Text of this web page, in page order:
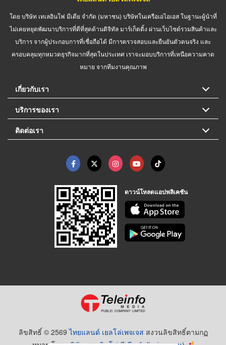
โดย บริษัท เทเลอินโฟ มีเดีย จำกัด (มหาชน) บริษัทในเครือเอไอเอส ในฐานะผู้นำที่
ไม่เคยหยุดพัฒนาบริการที่ดีที่สุดด้านดิจิทัล มาร์เก็ตติ้ง ผ่านเว็บไซต์รวมสินค้าและ
บริการ จากผู้ประกอบการที่เชื่อถือได้ มีการตรวจสอบและยืนยันตัวตนจริง และ
ครอบคลุมทุกหมวดธุรกิจมากที่สุดในประเทศ เราจะมอบบริการที่เหนือความคาด
หมาย จากทีมงานคุณภาพ
เกี่ยวกับเรา
บริการของเรา
ติดต่อเรา
ดาวน์โหลดแอปพลิเคชัน
ลิขสิทธิ์ © 2569ไทยแลนด์ เยลโล่เพจเจส สงวนลิขสิทธิ์ตามกฏ